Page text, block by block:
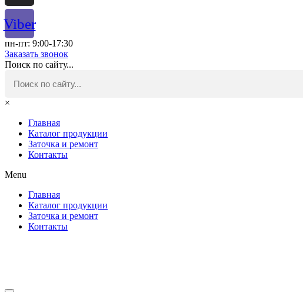
Viber
пн-пт: 9:00-17:30
Заказать звонок
Поиск по сайту...
×
Главная
Каталог продукции
Заточка и ремонт
Контакты
Menu
Главная
Каталог продукции
Заточка и ремонт
Контакты